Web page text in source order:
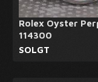
Rolex Oyster
114300
SOLGT